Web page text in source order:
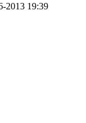
2013 19:39